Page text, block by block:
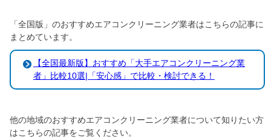
「全国版」のおすすめエアコンクリーニング業者はこちらの記事に
まとめています。
【全国最新版】おすすめ「大手エアコンクリーニング業
者」比較10選|「安心感」で比較・検討できる！
他の地域のおすすめエアコンクリーニング業者について知りたい方
はこちらの記事をご覧ください。